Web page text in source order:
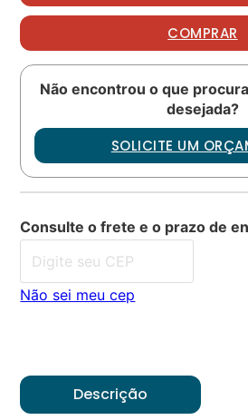
COMPRAR
Não encontrou o que
desejada?
SOLICITE UM
Consulte o frete e o prazo de
Não sei meu cep
Descrição